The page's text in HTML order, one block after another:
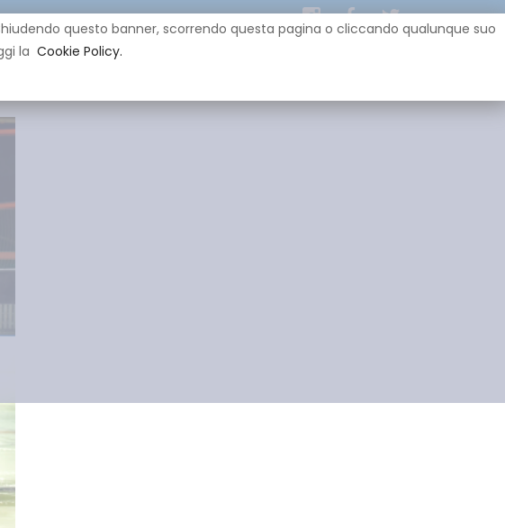
questo banner, scorrendo questa pagina o cliccando qualunque suo
la Cookie Policy.